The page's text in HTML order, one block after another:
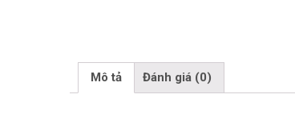
Mô tả Đánh giá (0)